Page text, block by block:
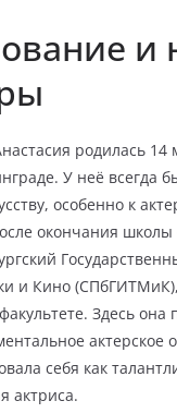
и
родилась 14
У неё всегда
особенно к
окончания
и Кино (СПбГИТМиК),
Здесь она
актерское
себя как
актриса.